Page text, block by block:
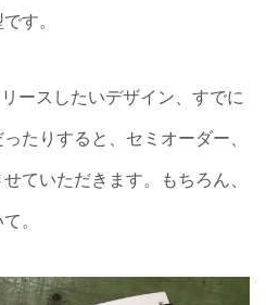
す。
ースしたいデザイン、すでに
たりすると、セミオーダー、
ていただきます。もちろん、
。